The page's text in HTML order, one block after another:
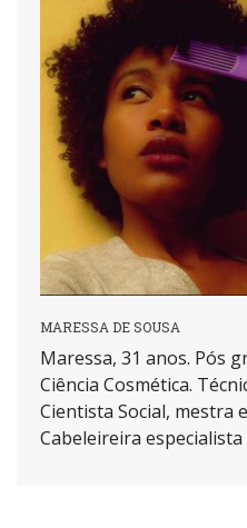
MARESSA DE SOUSA
Maressa, 31 anos. Pós
Ciência Cosmética.
Cientista Social, mestra
Cabeleireira